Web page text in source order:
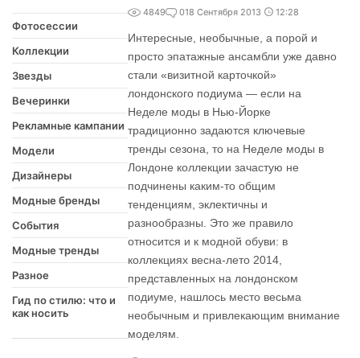
Фотосессии
Коллекции
Звезды
Вечеринки
Рекламные кампании
Модели
Дизайнеры
Модные бренды
События
Модные тренды
Разное
Гид по стилю: что и
как носить
4849 018 Сентября 2013 12:28
Интересные, необычные, а порой и
просто эпатажные ансамбли уже давно
стали «визитной карточкой»
лондонского подиума — если на
Неделе моды в Нью-Йорке
традиционно задаются ключевые
тренды сезона, то на Неделе моды в
Лондоне коллекции зачастую не
подчинены каким-то общим
тенденциям, эклектичны и
разнообразны. Это же правило
относится и к модной обуви: в
коллекциях весна-лето 2014,
представленных на лондонском
подиуме, нашлось место весьма
необычным и привлекающим внимание
моделям.